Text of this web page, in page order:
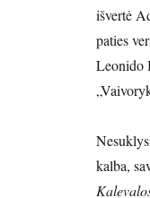
išvertė
paties
Leonido
kalba,